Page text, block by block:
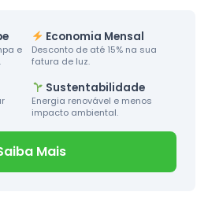
e
Economia Mensal
Desconto de até 15% na sua
fatura de luz.
Sustentabilidade
Energia renovável e menos
impacto ambiental.
Mais